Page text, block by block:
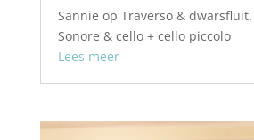
Sannie op Traverso & dwarsfluit.
Sonore & cello + cello piccolo
Lees meer